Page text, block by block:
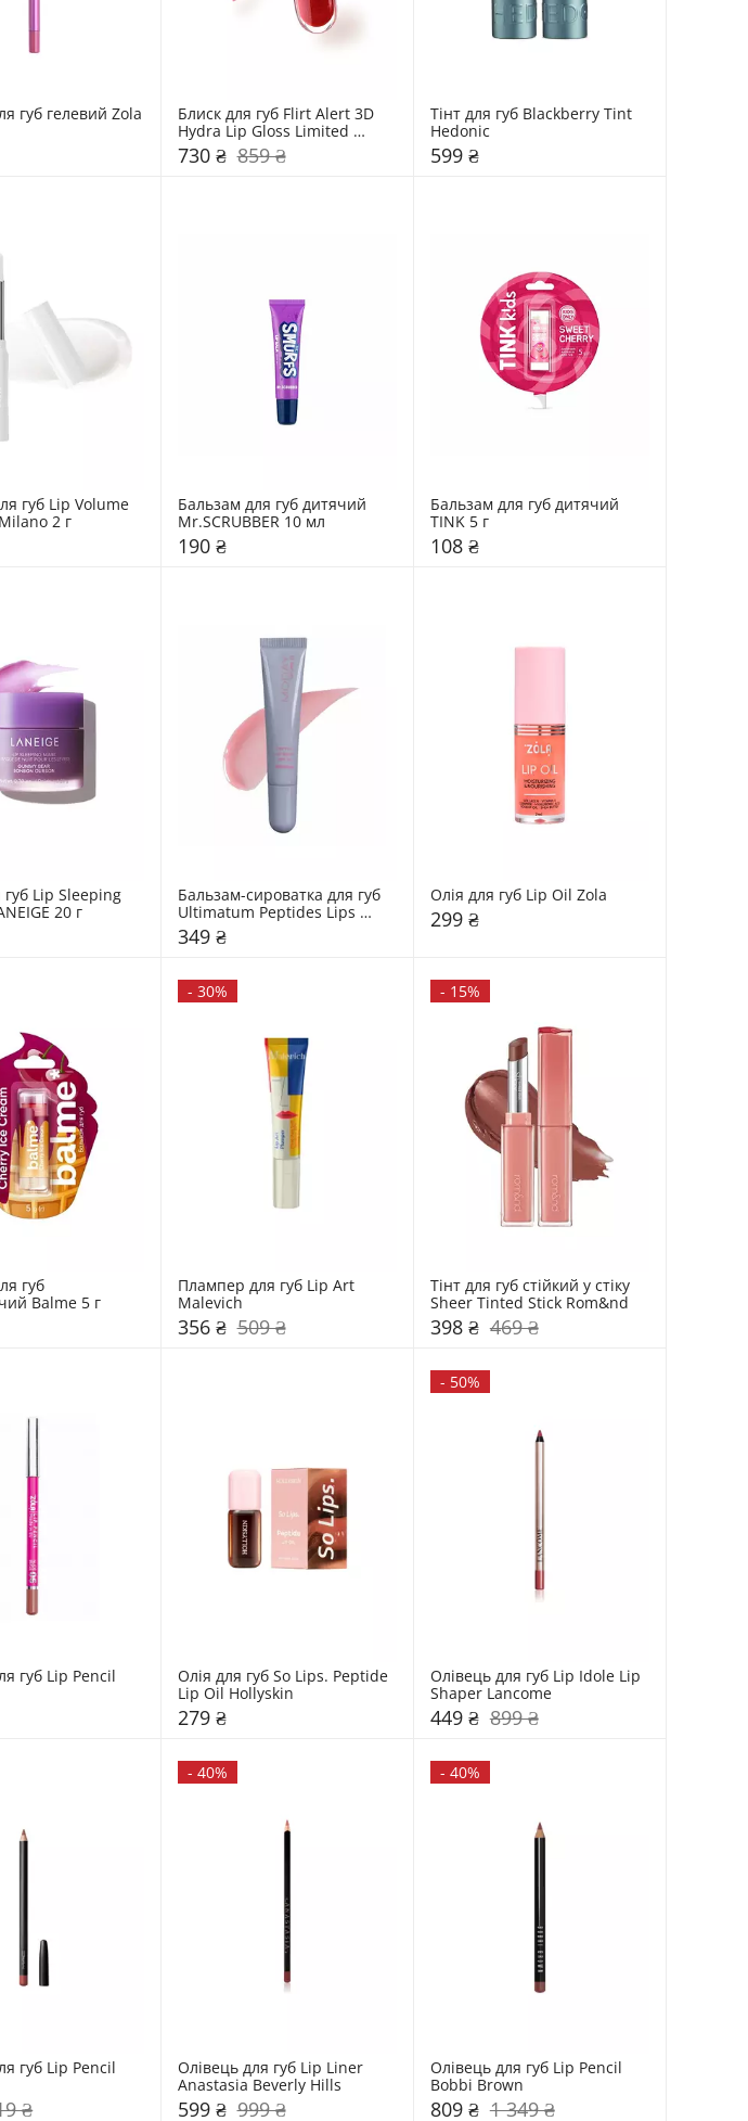
губ гелевий Zola
Блиск для губ Flirt Alert 3D
Hydra Lip Gloss Limited
Edition Kiko Milano
730 ₴ 859 ₴
Тінт для губ Blackberry Tint
Hedonic
599 ₴
губ Lip Volume
2 г
Бальзам для губ дитячий
Mr.SCRUBBER 10 мл
190 ₴
Бальзам для губ дитячий
TINK 5 г
108 ₴
Lip Sleeping
20 г
Бальзам-сироватка для губ
Ultimatum Peptides Lips
Moday
349 ₴
Олія для губ Lip Oil Zola
299 ₴
губ
Balme 5 г
- 30%
Плампер для губ Lip Art
Malevich
356 ₴ 509 ₴
- 15%
Тінт для губ стійкий у стіку
398 ₴ 469 ₴
губ Lip Pencil
Олія для губ So Lips. Peptide
Lip Oil Hollyskin
279 ₴
- 50%
Олівець для губ Lip Idole Lip
Shaper Lancome
449 ₴ 899 ₴
губ Lip Pencil
₴
- 40%
Олівець для губ Lip Liner
Anastasia Beverly Hills
599 ₴ 999 ₴
- 40%
Олівець для губ Lip Pencil
Bobbi Brown
809 ₴ 1 349 ₴